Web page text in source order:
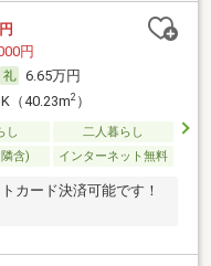
円
6.65万円
（40.23m2）
し
二人暮らし
含) インターネット無料
カード決済可能です！